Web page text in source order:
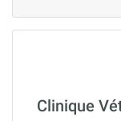
Clinique